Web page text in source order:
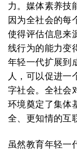
力。媒体素养技
因为全社会的每
使得评估信息来
线行为的能力变
年轻一代扩展到
人，可以促进一
字社会。全社会
环境奠定了集体
全、更知情的互
虽然教育年轻一